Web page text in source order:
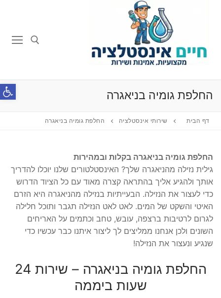
החלפת גומיה בניאגרה
דף הבית שירותי אינסטלציה החלפת גומיה בניאגרה
החלפת גומיה בניאגרה בקלות ובמהירות
גילית נזילה מהניאגרה שלך? האינסטלטורים שלנו יוכלו להדריך
אותך ולהגיע אליך בהתראה קצרה מאוד עם כל הציוד הדרוש
כדי לעצור את הנזילה. הבעייתיות בנזילה מהניאגרה היא הזרם
האיטי והשקט של המים. לאט לאט הנזילה תגבר ותוכל חלילה
לגרום לרטיבות ברצפה, עובש, טחב וכתמים על האריחים
השונים ולכן אנחנו ממליצים לך ליצור איתנו כבר עכשיו כדי
שנגיע ונעצור את הנזילה!
החלפת גומיה בניאגרה – שירות 24
שעות ביממה
פתח